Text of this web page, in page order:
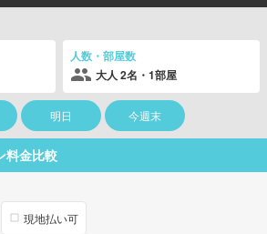
人数・部屋数
大人 2名・1部屋
明日 今週末
料金比較
現地払い可